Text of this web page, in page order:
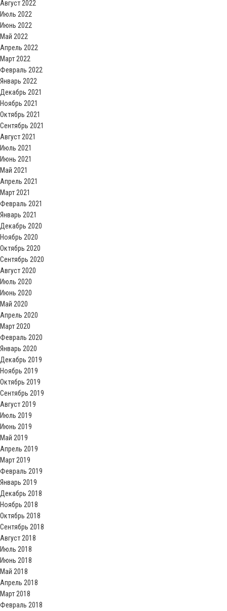
Август 2022
Июль 2022
Июнь 2022
Май 2022
Апрель 2022
Март 2022
Февраль 2022
Январь 2022
Декабрь 2021
Ноябрь 2021
Октябрь 2021
Сентябрь 2021
Август 2021
Июль 2021
Июнь 2021
Май 2021
Апрель 2021
Март 2021
Февраль 2021
Январь 2021
Декабрь 2020
Ноябрь 2020
Октябрь 2020
Сентябрь 2020
Август 2020
Июль 2020
Июнь 2020
Май 2020
Апрель 2020
Март 2020
Февраль 2020
Январь 2020
Декабрь 2019
Ноябрь 2019
Октябрь 2019
Сентябрь 2019
Август 2019
Июль 2019
Июнь 2019
Май 2019
Апрель 2019
Март 2019
Февраль 2019
Январь 2019
Декабрь 2018
Ноябрь 2018
Октябрь 2018
Сентябрь 2018
Август 2018
Июль 2018
Июнь 2018
Май 2018
Апрель 2018
Март 2018
Февраль 2018